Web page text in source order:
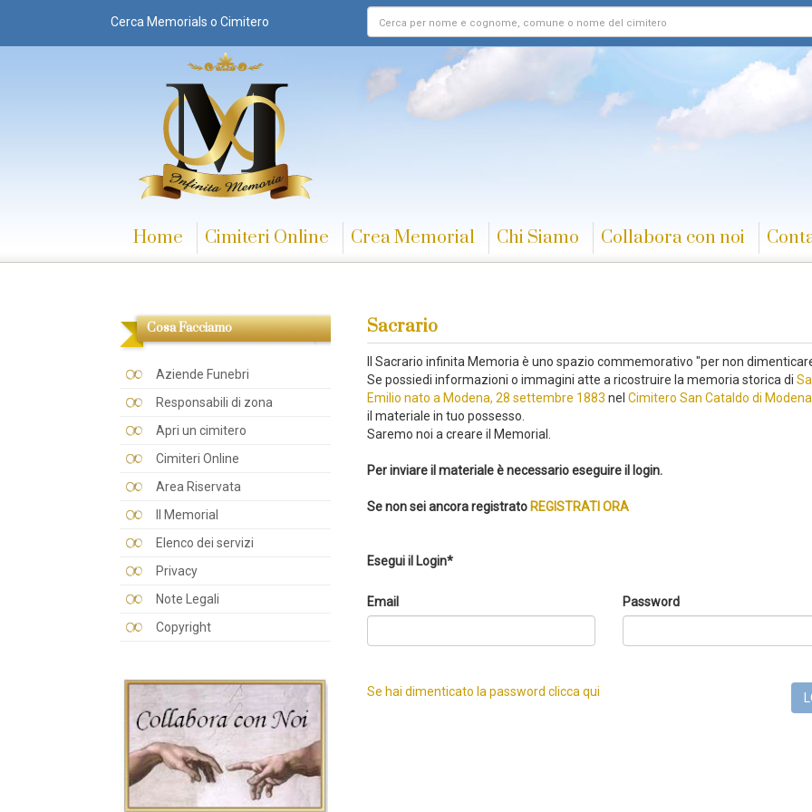
Cerca Memorials o Cimitero
Home Cimiteri Online Crea Memorial Chi Siamo Collabora con noi
Cosa Facciamo
Aziende Funebri
Responsabili di zona
Apri un cimitero
Cimiteri Online
Area Riservata
Il Memorial
Elenco dei servizi
Privacy
Note Legali
Copyright
Sacrario
Il Sacrario infinita Memoria è uno spazio commemorativo "per non
Se possiedi informazioni o immagini atte a ricostruire la memoria storica di
Emilio nato a Modena, 28 settembre 1883 nel Cimitero San Cataldo di Modena
il materiale in tuo possesso.
Saremo noi a creare il Memorial.
Per inviare il materiale è necessario eseguire il login.
Se non sei ancora registrato REGISTRATI ORA
Esegui il Login*
Email Password
Se hai dimenticato la password clicca qui